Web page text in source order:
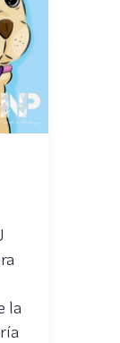
la